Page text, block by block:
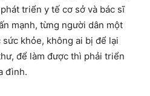
triển y tế cơ sở và bác sĩ
mạnh, từng người dân một
khỏe, không ai bị để lại
để làm được thì phải triển
đình.